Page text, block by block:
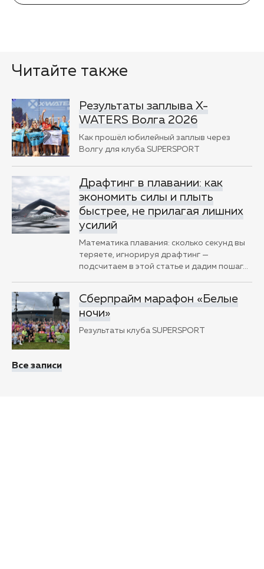
Читайте также
Результаты заплыва X-
WATERS Волга 2026
Как прошёл юбилейный заплыв через
Волгу для клуба SUPERSPORT
Драфтинг в плавании: как
экономить силы и плыть
быстрее, не прилагая лишних
усилий
Математика плавания: сколько секунд вы
теряете, игнорируя драфтинг —
подсчитаем в этой статье и дадим пошаг…
Сберпрайм марафон «Белые
ночи»
Результаты клуба SUPERSPORT
Все записи